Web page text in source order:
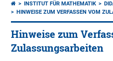
INSTITUT FÜR MATHEMATIK
HINWEISE ZUM VERFASSEN VOM
Hinweise zum
Zulassungsarbeiten